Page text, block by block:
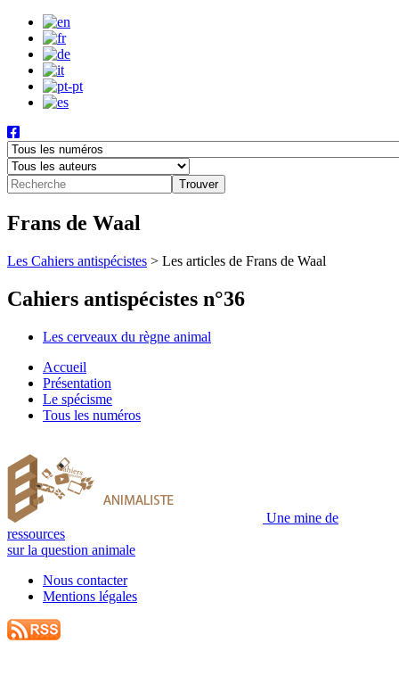
Frans de Waal
Les Cahiers antispécistes > Les articles de Frans de Waal
Cahiers antispécistes n°36
Les cerveaux du règne animal
Accueil
Présentation
Le spécisme
Tous les numéros
Une mine de
ressources
sur la question animale
Nous contacter
Mentions légales